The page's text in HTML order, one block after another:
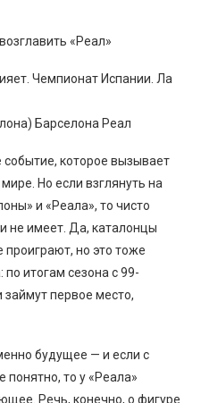
«Реал»
Чемпионат Испании. Ла
Барселона Реал
которое вызывает
Но если взглянуть на
и «Реала», то чисто
не имеет. Да, каталонцы
но это тоже
итогам сезона с 99-
первое место,
будущее — и если с
понятно, то у «Реала»
Речь, конечно, о фигуре